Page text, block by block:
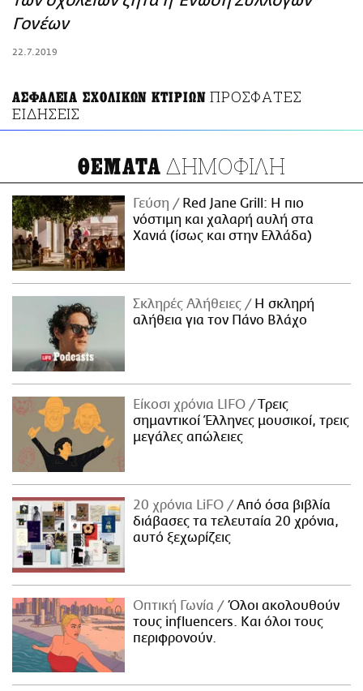
ΑΜΠΑ
Γονέων
22.7.2019
ΑΣΦΑΛΕΙΑ ΣΧΟΛΙΚΩΝ ΚΤΙΡΙΩΝ ΠΡΟΣΦΑΤΕΣ
ΕΙΔΗΣΕΙΣ
ΘΕΜΑΤΑ ΔΗΜΟΦΙΛΗ
Γεύση
Red Jane Grill: Η πιο
νόστιμη και χαλαρή αυλή στα
Χανιά (ίσως και στην Ελλάδα)
Σκληρές Αλήθειες
H σκληρή
αλήθεια για τον Πάνο Βλάχο
Είκοσι χρόνια LIFO
Tρεις
σημαντικοί Έλληνες μουσικοί, τρεις
μεγάλες απώλειες
20 χρόνια LiFO
Από όσα βιβλία
διάβασες τα τελευταία 20 χρόνια,
αυτό ξεχωρίζεις
Οπτική Γωνία
Όλοι ακολουθούν
τους influencers. Και όλοι τους
περιφρονούν.